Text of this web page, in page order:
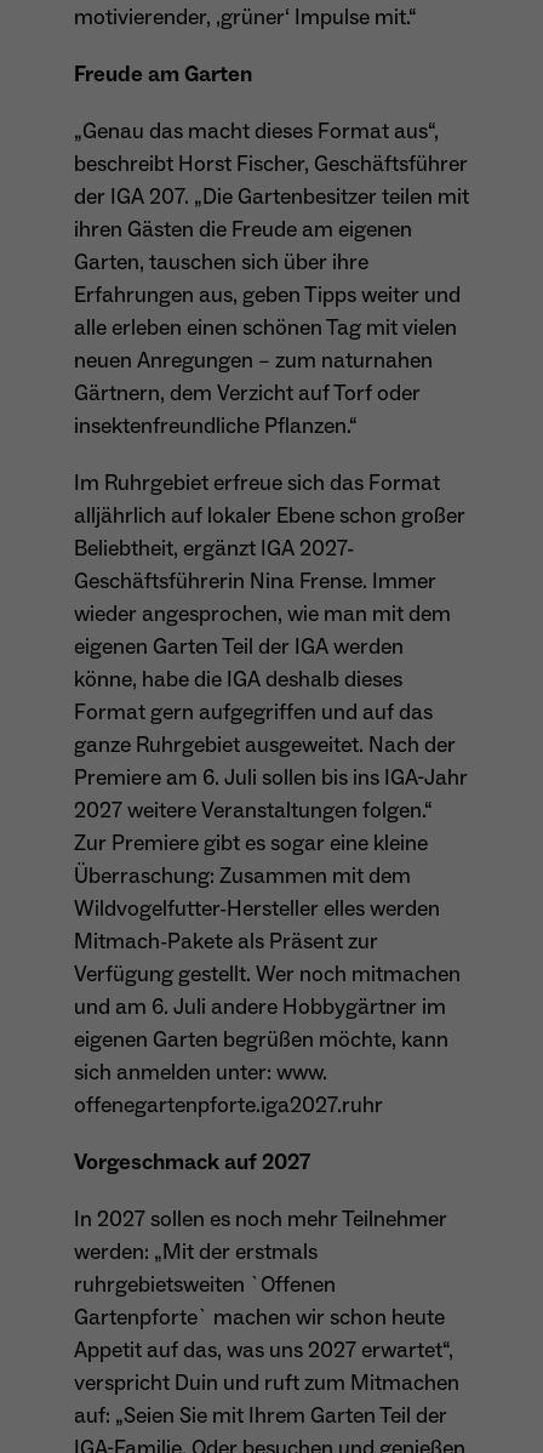
Anbieter Meta Platforms Inc. (Facebook)
Laufzeit 4 Monate
Zweck
- Wiedererkennung von Nutzern zwischen
Websites - Ausspielung personalisierter
Werbung - Messung von Conversions aus
Facebook-/Instagram-Werbung
motivierender, ‚grüner‘ Impulse mit.“
Freude am Garten
„Genau das macht dieses Format aus“,
beschreibt Horst Fischer, Geschäftsführer
der IGA 207. „Die Gartenbesitzer teilen mit
ihren Gästen die Freude am eigenen
Garten, tauschen sich über ihre
Erfahrungen aus, geben Tipps weiter und
alle erleben einen schönen Tag mit vielen
neuen Anregungen – zum naturnahen
Gärtnern, dem Verzicht auf Torf oder
insektenfreundliche Pflanzen.“
Im Ruhrgebiet erfreue sich das Format
alljährlich auf lokaler Ebene schon großer
Beliebtheit, ergänzt IGA 2027-
Geschäftsführerin Nina Frense. Immer
wieder angesprochen, wie man mit dem
eigenen Garten Teil der IGA werden
könne, habe die IGA deshalb dieses
Format gern aufgegriffen und auf das
ganze Ruhrgebiet ausgeweitet. Nach der
Premiere am 6. Juli sollen bis ins IGA-Jahr
2027 weitere Veranstaltungen folgen.“
Zur Premiere gibt es sogar eine kleine
Überraschung: Zusammen mit dem
Wildvogelfutter-Hersteller elles werden
Mitmach-Pakete als Präsent zur
Verfügung gestellt. Wer noch mitmachen
und am 6. Juli andere Hobbygärtner im
eigenen Garten begrüßen möchte, kann
sich anmelden unter: www.
offenegartenpforte.iga2027.ruhr
Vorgeschmack auf 2027
In 2027 sollen es noch mehr Teilnehmer
werden: „Mit der erstmals
ruhrgebietsweiten `Offenen
Gartenpforte` machen wir schon heute
Appetit auf das, was uns 2027 erwartet“,
verspricht Duin und ruft zum Mitmachen
auf: „Seien Sie mit Ihrem Garten Teil der